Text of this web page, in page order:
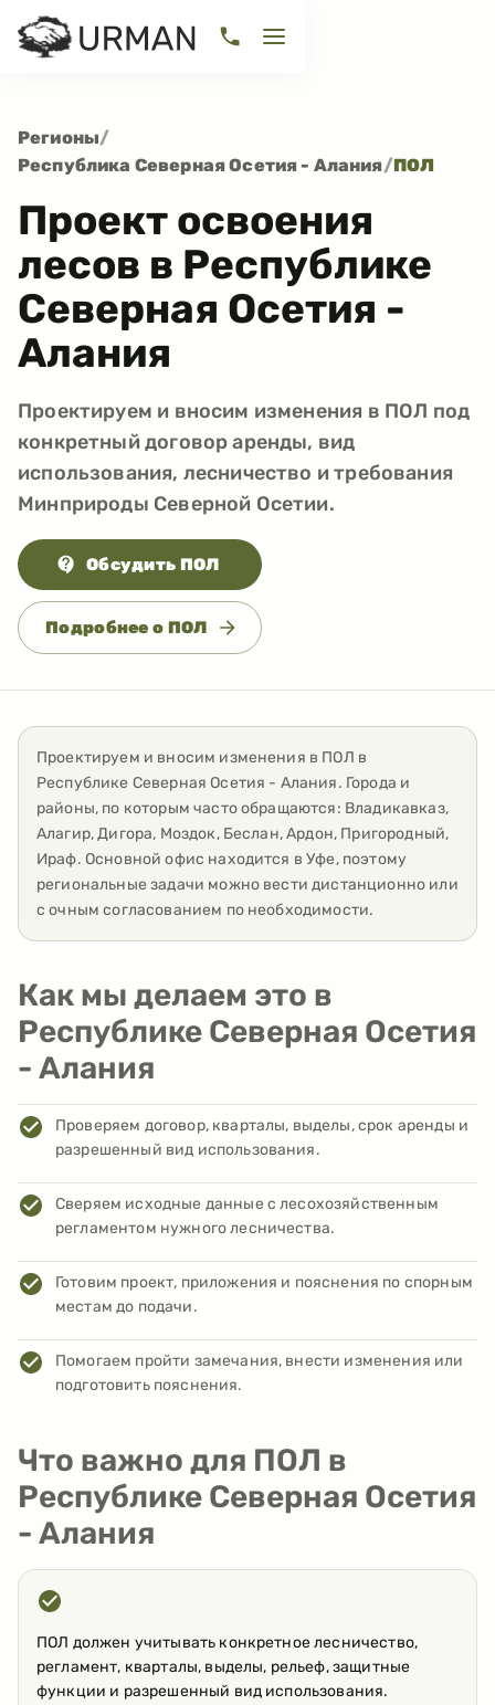
Регионы/
Республика Северная Осетия - Алания/ПОЛ
Проект освоения
лесов в Республике
Северная Осетия -
Алания
Проектируем и вносим изменения в ПОЛ под
конкретный договор аренды, вид
использования, лесничество и требования
Минприроды Северной Осетии.
Обсудить ПОЛ
Подробнее о ПОЛ
Проектируем и вносим изменения в ПОЛ в
Республике Северная Осетия - Алания. Города и
районы, по которым часто обращаются: Владикавказ,
Алагир, Дигора, Моздок, Беслан, Ардон, Пригородный,
Ираф. Основной офис находится в Уфе, поэтому
региональные задачи можно вести дистанционно или
с очным согласованием по необходимости.
Как мы делаем это в
Республике Северная Осетия
- Алания
Проверяем договор, кварталы, выделы, срок аренды и
разрешенный вид использования.
Сверяем исходные данные с лесохозяйственным
регламентом нужного лесничества.
Готовим проект, приложения и пояснения по спорным
местам до подачи.
Помогаем пройти замечания, внести изменения или
подготовить пояснения.
Что важно для ПОЛ в
Республике Северная Осетия
- Алания
ПОЛ должен учитывать конкретное лесничество,
регламент, кварталы, выделы, рельеф, защитные
функции и разрешенный вид использования.